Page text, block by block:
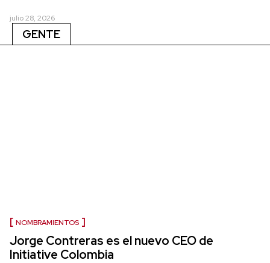
julio 28, 2026
GENTE
NOMBRAMIENTOS
Jorge Contreras es el nuevo CEO de
Initiative Colombia